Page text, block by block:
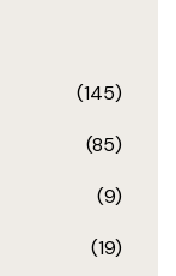
(145)
(85)
(9)
(19)